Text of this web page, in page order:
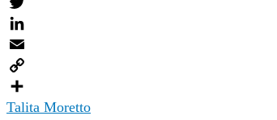
Twitter
LinkedIn
Email
Copy
Link
Compartilhar
Talita Moretto